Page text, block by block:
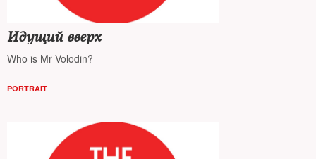
Идущий вверх
Who is Mr Volodin?
PORTRAIT